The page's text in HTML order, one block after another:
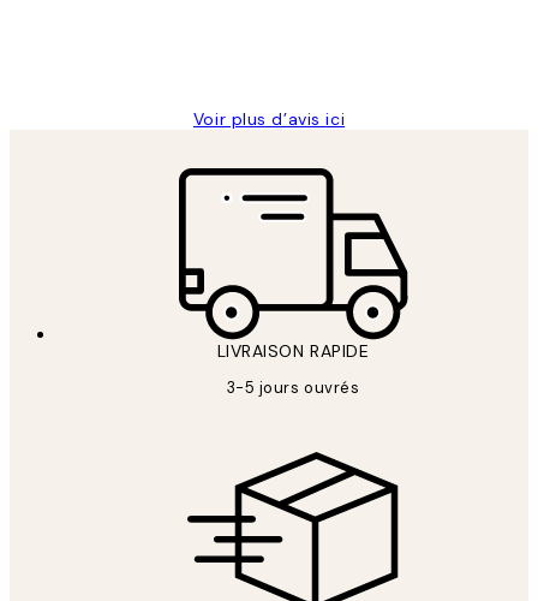
Voir plus d’avis ici
LIVRAISON RAPIDE
3-5 jours ouvrés